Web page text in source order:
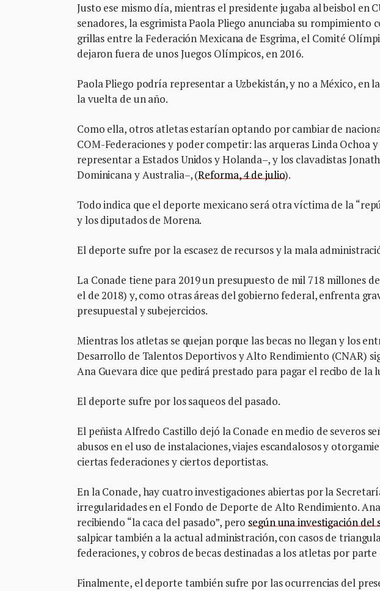
Justo ese mismo día, mientras el presidente jugaba al beisbol en
senadores, la esgrimista Paola Pliego anunciaba su rompimiento
grillas entre la Federación Mexicana de Esgrima, el Comité
dejaron fuera de unos Juegos Olímpicos, en 2016.
Paola Pliego podría representar a Uzbekistán, y no a México, en
la vuelta de un año.
Como ella, otros atletas estarían optando por cambiar de
COM-Federaciones y poder competir: las arqueras Linda Ochoa
representar a Estados Unidos y Holanda–, y los clavadistas
Dominicana y Australia–, (Reforma, 4 de julio).
Todo indica que el deporte mexicano será otra víctima de la
y los diputados de Morena.
El deporte sufre por la escasez de recursos y la mala
La Conade tiene para 2019 un presupuesto de mil 718 millones
el de 2018) y, como otras áreas del gobierno federal, enfrenta
presupuestal y subejercicios.
Mientras los atletas se quejan porque las becas no llegan y los
Desarrollo de Talentos Deportivos y Alto Rendimiento (CNAR)
Ana Guevara dice que pedirá prestado para pagar el recibo de la
El deporte sufre por los saqueos del pasado.
El peñista Alfredo Castillo dejó la Conade en medio de severos
abusos en el uso de instalaciones, viajes escandalosos y
ciertas federaciones y ciertos deportistas.
En la Conade, hay cuatro investigaciones abiertas por la
irregularidades en el Fondo de Deporte de Alto Rendimiento.
recibiendo “la caca del pasado”, perosegún una investigación del
salpicar también a la actual administración, con casos de
federaciones, y cobros de becas destinadas a los atletas por
Finalmente, el deporte también sufre por las ocurrencias del